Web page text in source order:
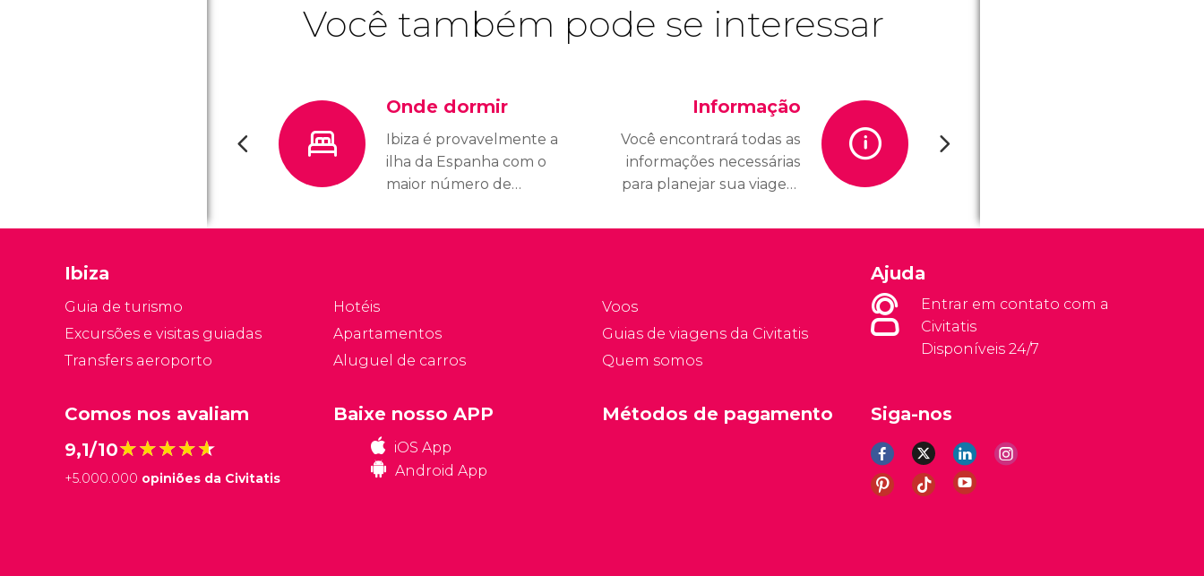
Você também pode se interessar
Onde dormir
Ibiza é provavelmente a
ilha da Espanha com o
maior número de
habitante. Somando
Informação
Você encontrará todas as
informações necessárias
para planejar sua viagem
seja de grande interesse
sobre Ibiza, como o
tempo, os preços e sua
Ibiza
Guia de turismo
Excursões e visitas guiadas
Transfers aeroporto
Hotéis
Apartamentos
Aluguel de carros
Voos
Guias de viagens da Civitatis
Quem somos
Ajuda
Entrar em contato com a
Civitatis
Disponíveis 24/7
Comos nos avaliam
9,1/10★★★★★
★★★★★
+5.000.000 opiniões da Civitatis
Siga-nos
Baixe nosso APP
iOS App
Android App
Métodos de pagamento